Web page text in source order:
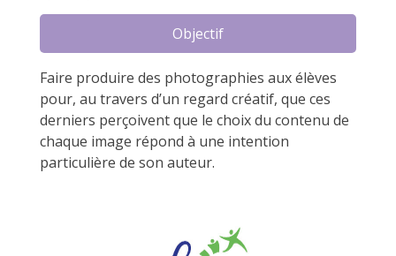
Objectif
Faire produire des photographies aux élèves
pour, au travers d’un regard créatif, que ces
derniers perçoivent que le choix du contenu de
chaque image répond à une intention
particulière de son auteur.